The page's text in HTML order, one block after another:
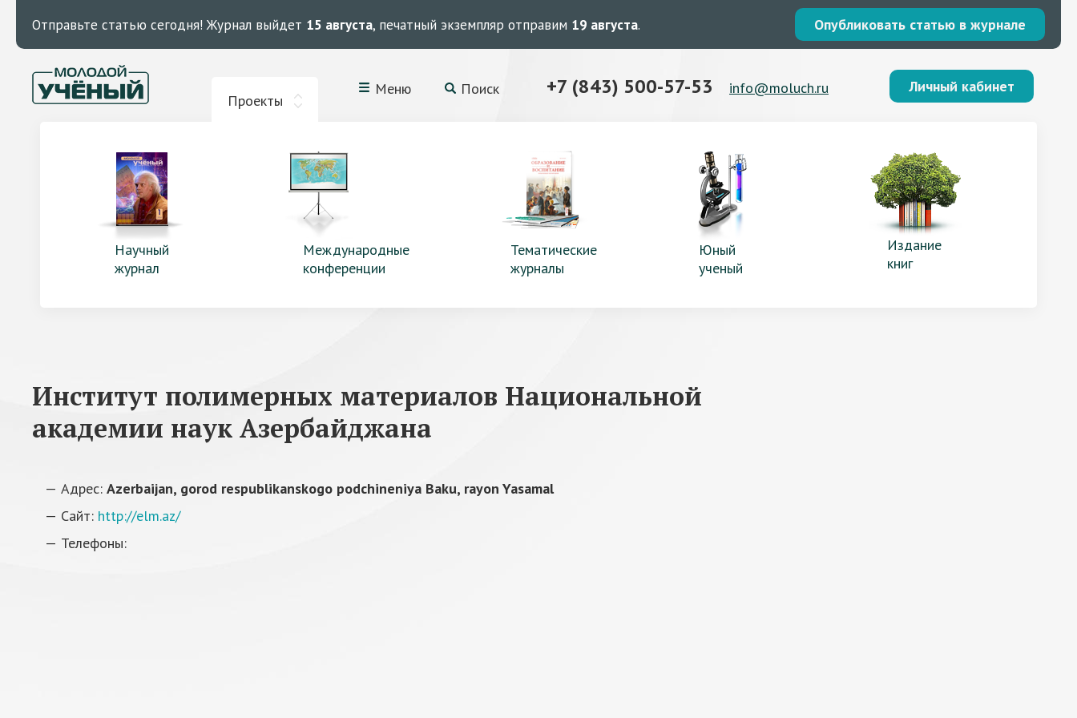
Отправьте статью сегодня! Журнал выйдет 15 августа, печатный экземпляр отправим 19 августа. Опубликовать статью в журнале
Проекты
Меню Поиск +7 (843) 500-57-53 info@moluch.ru Личный кабинет
Научный
журнал
Международные
конференции
Тематические
журналы
Юный
ученый
Издание
книг
Институт полимерных материалов Национальной
академии наук Азербайджана
Адрес: Azerbaijan, gorod respublikanskogo podchineniya Baku, rayon Yasamal
Сайт: http://elm.az/
Телефоны: